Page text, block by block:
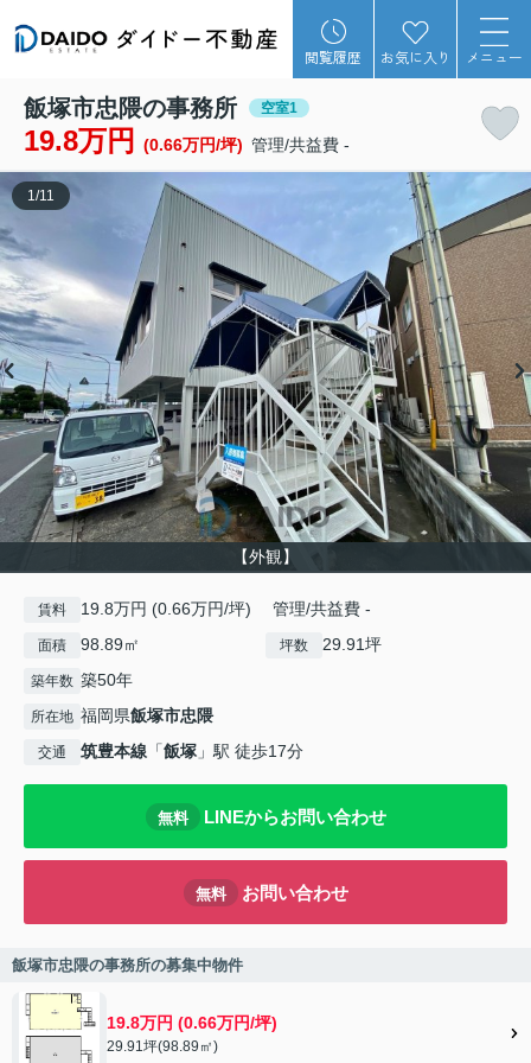
閲覧履歴 お気に入り メニュー
飯塚市忠隈の事務所 空室1
19.8万円 (0.66万円/坪) 管理/共益費 -
【外観】
1 /11
賃料 19.8万円 (0.66万円/坪) 管理/共益費 -
面積 98.89㎡ 坪数 29.91坪
築年数 築50年
所在地 福岡県飯塚市忠隈
交通 筑豊本線 「飯塚 」駅 徒歩17分
無料 LINEからお問い合わせ
無料 お問い合わせ
飯塚市忠隈の事務所の募集中物件
19.8万円 (0.66万円/坪)
29.91坪(98.89㎡)